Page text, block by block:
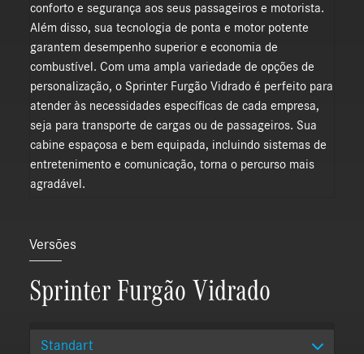
conforto e segurança aos seus passageiros e motorista.
Além disso, sua tecnologia de ponta e motor potente
garantem desempenho superior e economia de
combustível. Com uma ampla variedade de opções de
personalização, o Sprinter Furgão Vidrado é perfeito para
atender às necessidades específicas de cada empresa,
seja para transporte de cargas ou de passageiros. Sua
cabine espaçosa e bem equipada, incluindo sistemas de
entretenimento e comunicação, torna o percurso mais
agradável.
Versões
Sprinter Furgão Vidrado
Standart